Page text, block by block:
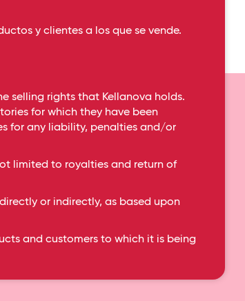
nosotros, por eso trabajamos
y clientes a los que se vende.
selling rights that Kellanova holds.
for which they have been
for any liability, penalties and/or
limited to royalties and return of
or indirectly, as based upon
and customers to which it is being